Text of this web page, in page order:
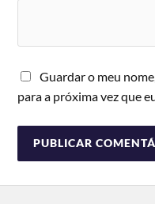
Guardar o meu
para a próxima vez que